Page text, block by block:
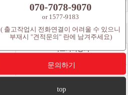
070-7078-9070
or 1577-9183
( 출고작업시 전화연결이 어려울 수 있으니
부재시 "견적문의" 란에 남겨주세요)
문의하기
top
과일용기
색조용기
마스카라용기
립틴트용기